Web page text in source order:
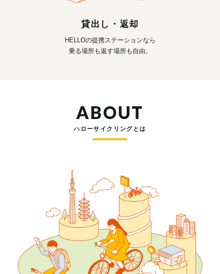
貸出し・返却
HELLOの提携ステーションなら
乗る場所も返す場所も自由。
ABOUT
ハローサイクリングとは